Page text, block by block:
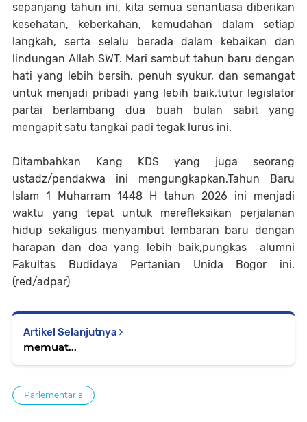
sepanjang tahun ini, kita semua senantiasa diberikan
kesehatan, keberkahan, kemudahan dalam setiap
langkah, serta selalu berada dalam kebaikan dan
lindungan Allah SWT. Mari sambut tahun baru dengan
hati yang lebih bersih, penuh syukur, dan semangat
untuk menjadi pribadi yang lebih baik,tutur legislator
partai berlambang dua buah bulan sabit yang
mengapit satu tangkai padi tegak lurus ini.
Ditambahkan Kang KDS yang juga seorang
ustadz/pendakwa ini mengungkapkan,Tahun Baru
Islam 1 Muharram 1448 H tahun 2026 ini menjadi
waktu yang tepat untuk merefleksikan perjalanan
hidup sekaligus menyambut lembaran baru dengan
harapan dan doa yang lebih baik,pungkas alumni
Fakultas Budidaya Pertanian Unida Bogor ini.
(red/adpar)
Artikel Selanjutnya
memuat...
Parlementaria